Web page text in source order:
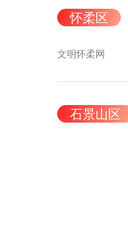
怀柔区
文明怀柔网
石景山区